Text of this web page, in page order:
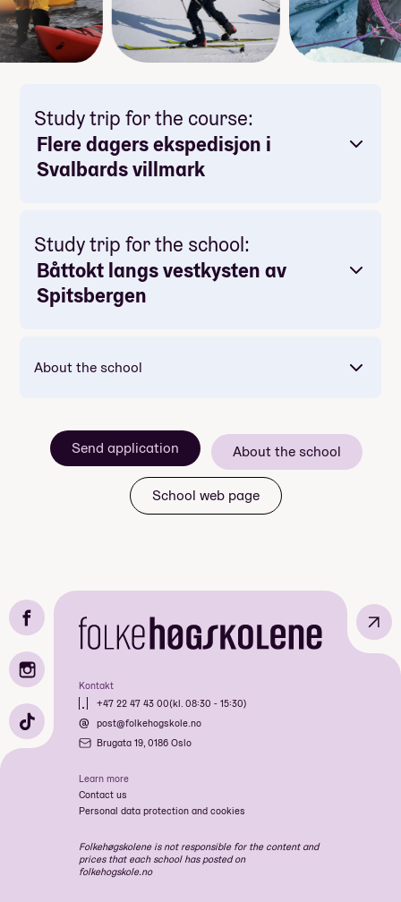
Study trip for the course:
Flere dagers ekspedisjon i
Svalbards villmark
Study trip for the school:
Båttokt langs vestkysten av
Spitsbergen
About the school
Send application About the school
School web page
Kontakt
+47 22 47 43 00(kl. 08:30 - 15:30)
post@folkehogskole.no
Brugata 19, 0186 Oslo
Learn more
Contact us
Personal data protection and cookies
Folkehøgskolene is not responsible for the content and
prices that each school has posted on
folkehogskole.no
↗